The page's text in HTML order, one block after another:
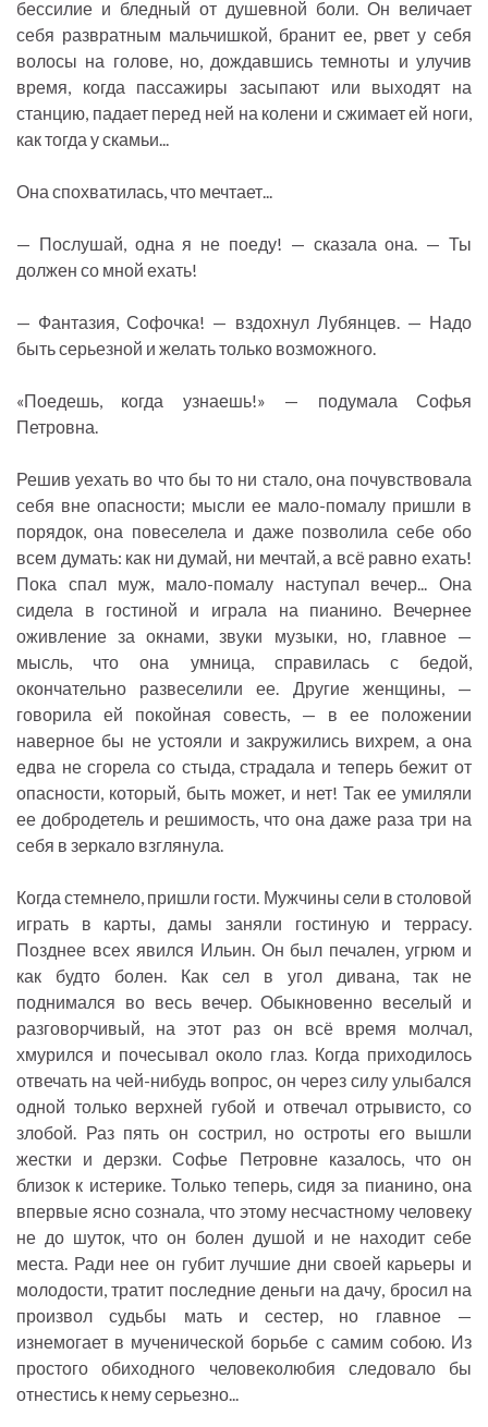
бессилие и бледный от душевной боли. Он величает
себя развратным мальчишкой, бранит ее, рвет у себя
волосы на голове, но, дождавшись темноты и улучив
время, когда пассажиры засыпают или выходят на
станцию, падает перед ней на колени и сжимает ей ноги,
как тогда у скамьи...
Она спохватилась, что мечтает...
— Послушай, одна я не поеду! — сказала она. — Ты
должен со мной ехать!
— Фантазия, Софочка! — вздохнул Лубянцев. — Надо
быть серьезной и желать только возможного.
«Поедешь, когда узнаешь!» — подумала Софья
Петровна.
Решив уехать во что бы то ни стало, она почувствовала
себя вне опасности; мысли ее мало-помалу пришли в
порядок, она повеселела и даже позволила себе обо
всем думать: как ни думай, ни мечтай, а всё равно ехать!
Пока спал муж, мало-помалу наступал вечер... Она
сидела в гостиной и играла на пианино. Вечернее
оживление за окнами, звуки музыки, но, главное —
мысль, что она умница, справилась с бедой,
окончательно развеселили ее. Другие женщины, —
говорила ей покойная совесть, — в ее положении
наверное бы не устояли и закружились вихрем, а она
едва не сгорела со стыда, страдала и теперь бежит от
опасности, который, быть может, и нет! Так ее умиляли
ее добродетель и решимость, что она даже раза три на
себя в зеркало взглянула.
Когда стемнело, пришли гости. Мужчины сели в столовой
играть в карты, дамы заняли гостиную и террасу.
Позднее всех явился Ильин. Он был печален, угрюм и
как будто болен. Как сел в угол дивана, так не
поднимался во весь вечер. Обыкновенно веселый и
разговорчивый, на этот раз он всё время молчал,
хмурился и почесывал около глаз. Когда приходилось
отвечать на чей-нибудь вопрос, он через силу улыбался
одной только верхней губой и отвечал отрывисто, со
злобой. Раз пять он сострил, но остроты его вышли
жестки и дерзки. Софье Петровне казалось, что он
близок к истерике. Только теперь, сидя за пианино, она
впервые ясно сознала, что этому несчастному человеку
не до шуток, что он болен душой и не находит себе
места. Ради нее он губит лучшие дни своей карьеры и
молодости, тратит последние деньги на дачу, бросил на
произвол судьбы мать и сестер, но главное —
изнемогает в мученической борьбе с самим собою. Из
простого обиходного человеколюбия следовало бы
отнестись к нему серьезно...